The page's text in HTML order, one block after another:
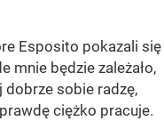
Esposito pokazali się
mnie będzie zależało,
dobrze sobie radzę,
ciężko pracuje.